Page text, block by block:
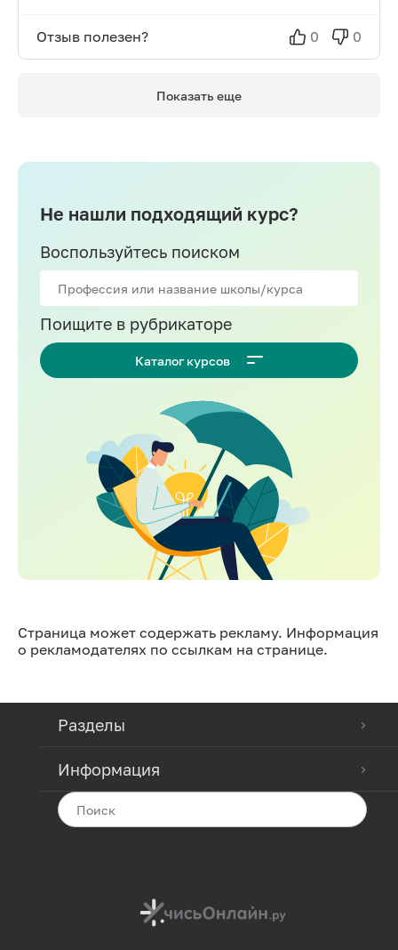
Отзыв полезен? 0 0
Показать еще
Не нашли подходящий курс?
Воспользуйтесь поиском
Поищите в рубрикаторе
Каталог курсов
Страница может содержать рекламу. Информация
о рекламодателях по ссылкам на странице.
Разделы
Информация